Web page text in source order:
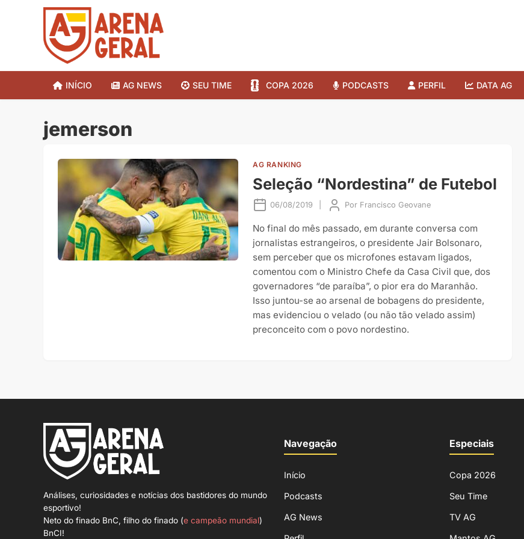
INÍCIO AG NEWS SEU TIME COPA 2026 PODCASTS PERFIL DATA AG
jemerson
AG RANKING
Seleção “Nordestina” de Futebol
06/08/2019 Por Francisco Geovane
No final do mês passado, em durante conversa com
jornalistas estrangeiros, o presidente Jair Bolsonaro,
sem perceber que os microfones estavam ligados,
comentou com o Ministro Chefe da Casa Civil que, dos
governadores “de paraíba”, o pior era do Maranhão.
Isso juntou-se ao arsenal de bobagens do presidente,
mas evidenciou o velado (ou não tão velado assim)
preconceito com o povo nordestino.
Análises, curiosidades e notícias dos bastidores do mundo
esportivo!
Neto do finado BnC, filho do finado (e campeão mundial)
BnCI!
Navegação
Início
Podcasts
AG News
Especiais
Copa 2026
Seu Time
TV AG